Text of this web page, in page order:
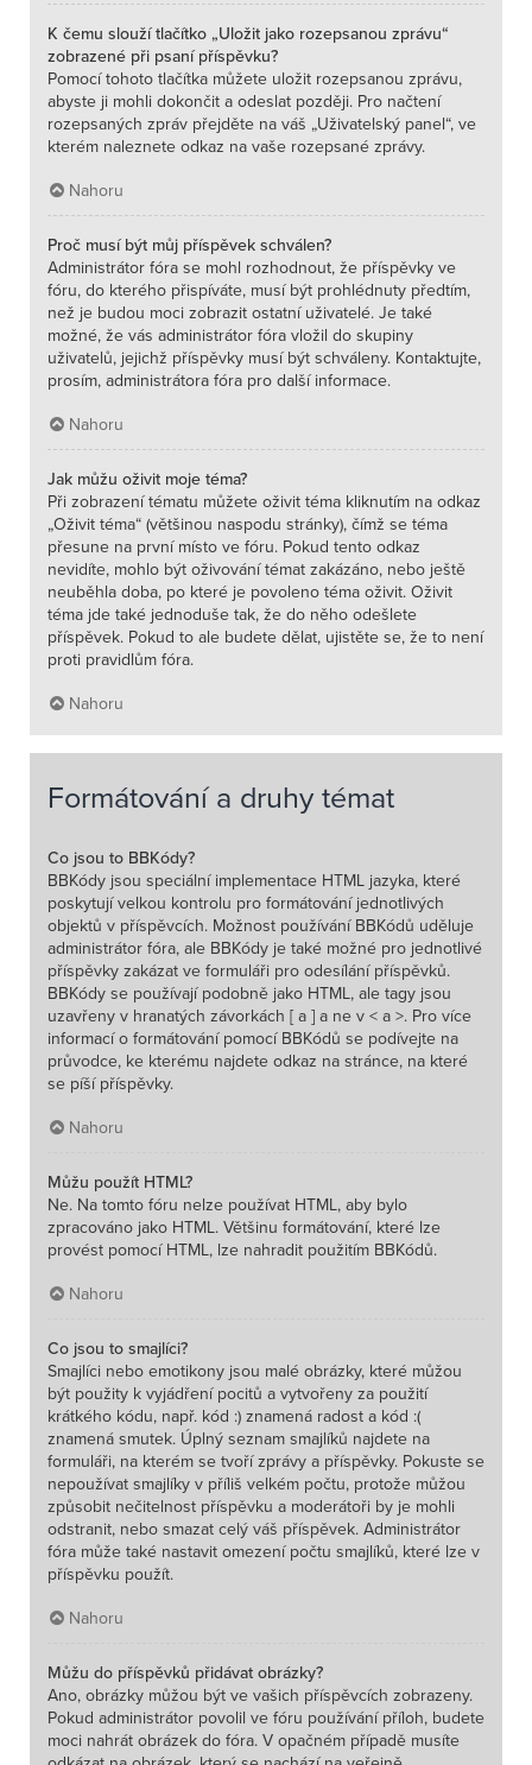
K čemu slouží tlačítko „Uložit jako rozepsanou zprávu“
zobrazené při psaní příspěvku?
Pomocí tohoto tlačítka můžete uložit rozepsanou zprávu,
abyste ji mohli dokončit a odeslat později. Pro načtení
rozepsaných zpráv přejděte na váš „Uživatelský panel“, ve
kterém naleznete odkaz na vaše rozepsané zprávy.
Nahoru
Proč musí být můj příspěvek schválen?
Administrátor fóra se mohl rozhodnout, že příspěvky ve
fóru, do kterého přispíváte, musí být prohlédnuty předtím,
než je budou moci zobrazit ostatní uživatelé. Je také
možné, že vás administrátor fóra vložil do skupiny
uživatelů, jejichž příspěvky musí být schváleny. Kontaktujte,
prosím, administrátora fóra pro další informace.
Nahoru
Jak můžu oživit moje téma?
Při zobrazení tématu můžete oživit téma kliknutím na odkaz
„Oživit téma“ (většinou naspodu stránky), čímž se téma
přesune na první místo ve fóru. Pokud tento odkaz
nevidíte, mohlo být oživování témat zakázáno, nebo ještě
neuběhla doba, po které je povoleno téma oživit. Oživit
téma jde také jednoduše tak, že do něho odešlete
příspěvek. Pokud to ale budete dělat, ujistěte se, že to není
proti pravidlům fóra.
Nahoru
Formátování a druhy témat
Co jsou to BBKódy?
BBKódy jsou speciální implementace HTML jazyka, které
poskytují velkou kontrolu pro formátování jednotlivých
objektů v příspěvcích. Možnost používání BBKódů uděluje
administrátor fóra, ale BBKódy je také možné pro jednotlivé
příspěvky zakázat ve formuláři pro odesílání příspěvků.
BBKódy se používají podobně jako HTML, ale tagy jsou
uzavřeny v hranatých závorkách [ a ] a ne v < a >. Pro více
informací o formátování pomocí BBKódů se podívejte na
průvodce, ke kterému najdete odkaz na stránce, na které
se píší příspěvky.
Nahoru
Můžu použít HTML?
Ne. Na tomto fóru nelze používat HTML, aby bylo
zpracováno jako HTML. Většinu formátování, které lze
provést pomocí HTML, lze nahradit použitím BBKódů.
Nahoru
Co jsou to smajlíci?
Smajlíci nebo emotikony jsou malé obrázky, které můžou
být použity k vyjádření pocitů a vytvořeny za použití
krátkého kódu, např. kód :) znamená radost a kód :(
znamená smutek. Úplný seznam smajlíků najdete na
formuláři, na kterém se tvoří zprávy a příspěvky. Pokuste se
nepoužívat smajlíky v příliš velkém počtu, protože můžou
způsobit nečitelnost příspěvku a moderátoři by je mohli
odstranit, nebo smazat celý váš příspěvek. Administrátor
fóra může také nastavit omezení počtu smajlíků, které lze v
příspěvku použít.
Nahoru
Můžu do příspěvků přidávat obrázky?
Ano, obrázky můžou být ve vašich příspěvcích zobrazeny.
Pokud administrátor povolil ve fóru používání příloh, budete
moci nahrát obrázek do fóra. V opačném případě musíte